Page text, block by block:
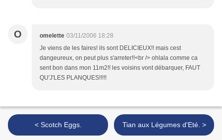
O omelette 03/11/2006 18:28
Je viens de les faires! ils sont DELICIEUX!! mais cest
dangeureux, on peut plus s'arreter!!<br /> ohlala comme ca
sent bon dans mon 11m2!! les voisins vont débarquer, FAUT
QU'J'LES PLANQUES!!!!!
< Scotch Eggs. Tian aux Légumes d'Eté. >